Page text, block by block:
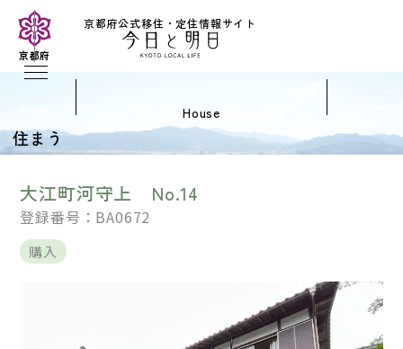
京都府公式移住・定住情報サイト
京都府
house
住まう
大江町河守上 No.14
登録番号：BA0672
購入